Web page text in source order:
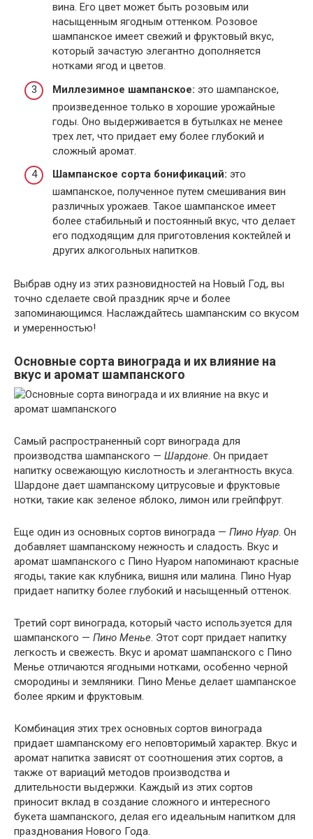
вина. Его цвет может быть розовым или
насыщенным ягодным оттенком. Розовое
шампанское имеет свежий и фруктовый вкус,
который зачастую элегантно дополняется
нотками ягод и цветов.
Миллезимное шампанское: это шампанское,
произведенное только в хорошие урожайные
годы. Оно выдерживается в бутылках не менее
трех лет, что придает ему более глубокий и
сложный аромат.
Шампанское сорта бонификаций: это
шампанское, полученное путем смешивания вин
различных урожаев. Такое шампанское имеет
более стабильный и постоянный вкус, что делает
его подходящим для приготовления коктейлей и
других алкогольных напитков.
Выбрав одну из этих разновидностей на Новый Год, вы
точно сделаете свой праздник ярче и более
запоминающимся. Наслаждайтесь шампанским со вкусом
и умеренностью!
Основные сорта винограда и их влияние на
вкус и аромат шампанского
Самый распространенный сорт винограда для
производства шампанского — Шардоне. Он придает
напитку освежающую кислотность и элегантность вкуса.
Шардоне дает шампанскому цитрусовые и фруктовые
нотки, такие как зеленое яблоко, лимон или грейпфрут.
Еще один из основных сортов винограда — Пино Нуар. Он
добавляет шампанскому нежность и сладость. Вкус и
аромат шампанского с Пино Нуаром напоминают красные
ягоды, такие как клубника, вишня или малина. Пино Нуар
придает напитку более глубокий и насыщенный оттенок.
Третий сорт винограда, который часто используется для
шампанского — Пино Менье. Этот сорт придает напитку
легкость и свежесть. Вкус и аромат шампанского с Пино
Менье отличаются ягодными нотками, особенно черной
смородины и земляники. Пино Менье делает шампанское
более ярким и фруктовым.
Комбинация этих трех основных сортов винограда
придает шампанскому его неповторимый характер. Вкус и
аромат напитка зависят от соотношения этих сортов, а
также от вариаций методов производства и
длительности выдержки. Каждый из этих сортов
приносит вклад в создание сложного и интересного
букета шампанского, делая его идеальным напитком для
празднования Нового Года.